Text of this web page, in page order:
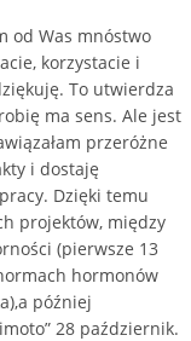
od Was mnóstwo
korzystacie i
To utwierdza
ma sens. Ale jest
przeróżne
i dostaję
Dzięki temu
projektów, między
(pierwsze 13
hormonów
później
28 październik.